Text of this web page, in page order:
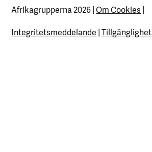
Afrikagrupperna 2026 |Om Cookies |
Integritetsmeddelande |Tillgänglighet